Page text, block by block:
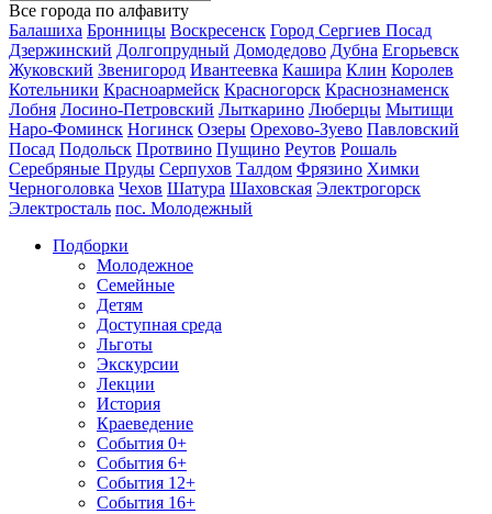
Все города по алфавиту
Балашиха Бронницы Воскресенск Город Сергиев Посад
Дзержинский Долгопрудный Домодедово Дубна Егорьевск
Жуковский Звенигород Ивантеевка Кашира Клин Королев
Котельники Красноармейск Красногорск Краснознаменск
Лобня Лосино-Петровский Лыткарино Люберцы Мытищи
Наро-Фоминск Ногинск Озеры Орехово-Зуево Павловский
Посад Подольск Протвино Пущино Реутов Рошаль
Серебряные Пруды Серпухов Талдом Фрязино Химки
Черноголовка Чехов Шатура Шаховская Электрогорск
Электросталь пос. Молодежный
Подборки
Молодежное
Семейные
Детям
Доступная среда
Льготы
Экскурсии
Лекции
История
Краеведение
События 0+
События 6+
События 12+
События 16+